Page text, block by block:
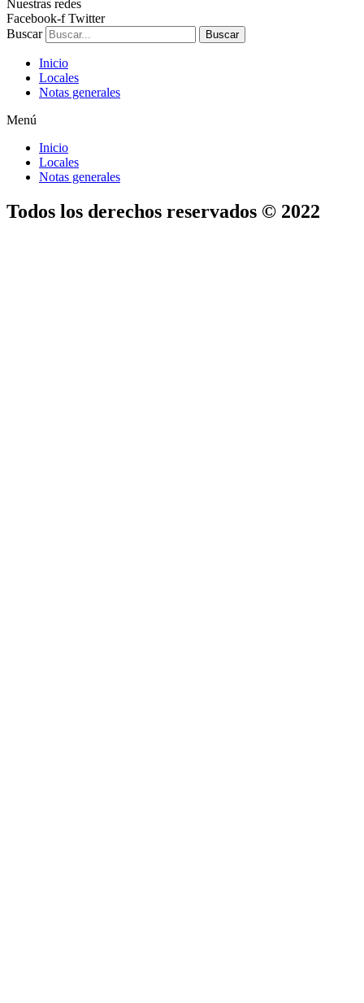
Nuestras redes
Facebook-f Twitter
Buscar
Buscar
Inicio
Locales
Notas generales
Menú
Inicio
Locales
Notas generales
Todos los derechos reservados © 2022